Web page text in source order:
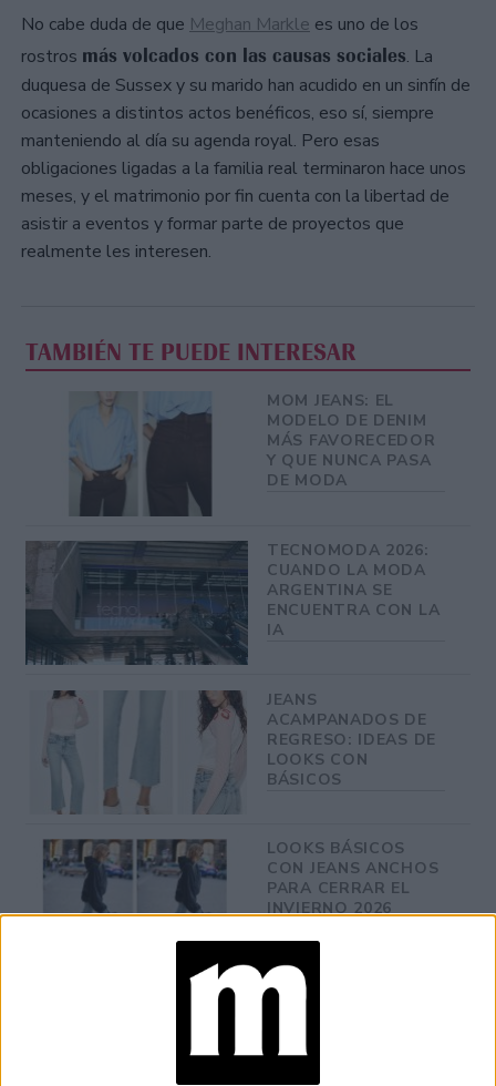
No cabe duda de que Meghan Markle es uno de los
rostros más volcados con las causas sociales. La
duquesa de Sussex y su marido han acudido en un sinfín de
ocasiones a distintos actos benéficos, eso sí, siempre
manteniendo al día su agenda royal. Pero esas
obligaciones ligadas a la familia real terminaron hace unos
meses, y el matrimonio por fin cuenta con la libertad de
asistir a eventos y formar parte de proyectos que
realmente les interesen.
TAMBIÉN TE PUEDE INTERESAR
MOM JEANS: EL
MODELO DE DENIM
MÁS FAVORECEDOR
Y QUE NUNCA PASA
DE MODA
TECNOMODA 2026:
CUANDO LA MODA
ARGENTINA SE
ENCUENTRA CON LA
IA
JEANS
ACAMPANADOS DE
REGRESO: IDEAS DE
LOOKS CON
BÁSICOS
LOOKS BÁSICOS
CON JEANS ANCHOS
PARA CERRAR EL
INVIERNO 2026
Tanto Meghan como Harry colaboran con la organización